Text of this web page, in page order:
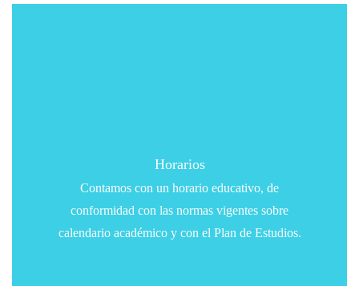
Horarios
Contamos con un horario educativo, de
conformidad con las normas vigentes sobre
calendario académico y con el Plan de Estudios.